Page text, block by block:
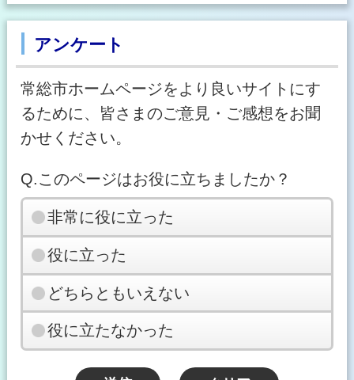
アンケート
常総市ホームページをより良いサイトにす
るために、皆さまのご意見・ご感想をお聞
かせください。
Q.このページはお役に立ちましたか？
非常に役に立った
役に立った
どちらともいえない
役に立たなかった